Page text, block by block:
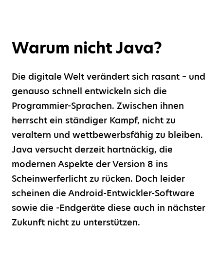
Warum nicht Java?
Die digitale Welt verändert sich rasant – und
genauso schnell entwickeln sich die
Programmier-Sprachen. Zwischen ihnen
herrscht ein ständiger Kampf, nicht zu
veraltern und wettbewerbsfähig zu bleiben.
Java versucht derzeit hartnäckig, die
modernen Aspekte der Version 8 ins
Scheinwerferlicht zu rücken. Doch leider
scheinen die Android-Entwickler-Software
sowie die -Endgeräte diese auch in nächster
Zukunft nicht zu unterstützen.